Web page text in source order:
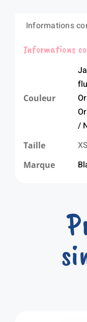
Informations
Informations
Couleur
/
Taille
Marque